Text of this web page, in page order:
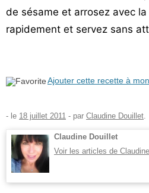
de sésame et arrosez avec
rapidement et servez sans
Ajouter cette recette à
- le 18 juillet 2011 - par Claudine Douillet
Claudine Douillet
Voir les articles de